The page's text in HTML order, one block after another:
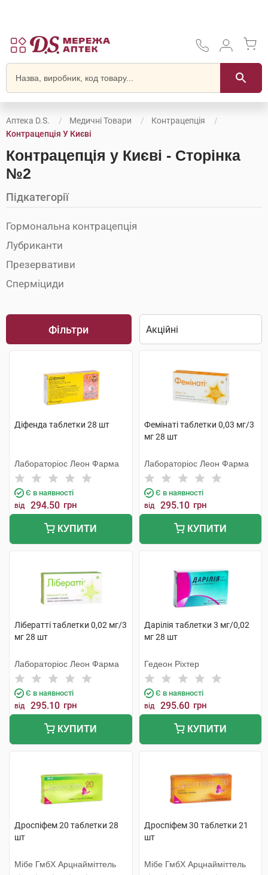
Аптека D.S. Медичні Товари
Контрацепція
Контрацепція У Києві
Контрацепція у Києві - Сторінка
№2
Підкатегорії
Гормональна контрацепція
Лубриканти
Презервативи
Сперміциди
Фільтри
Діфенда таблетки 28 шт
Лабораторіос Леон Фарма
Є в наявності
від 294.50 грн
КУПИТИ
Фемінаті таблетки 0,03 мг/3
мг 28 шт
Лабораторіос Леон Фарма
Є в наявності
від 295.10 грн
КУПИТИ
Лібератті таблетки 0,02 мг/3
мг 28 шт
Лабораторіос Леон Фарма
Є в наявності
від 295.10 грн
КУПИТИ
Дарілія таблетки 3 мг/0,02
мг 28 шт
Гедеон Ріхтер
Є в наявності
від 295.60 грн
КУПИТИ
Дроспіфем 20 таблетки 28
шт
Мібе ГмбХ Арцнайміттель
Дроспіфем 30 таблетки 21
шт
Мібе ГмбХ Арцнайміттель